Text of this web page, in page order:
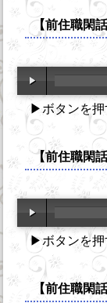
【前住職閑
▶ボタンを押
【前住職閑
▶ボタンを押
【前住職閑